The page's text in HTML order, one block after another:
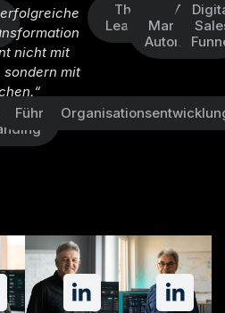
erfolgreiche
nicht mit
sondern mit
Führungskräfteentwicklung
Thought
Leadership
AI
Marketing
Automation